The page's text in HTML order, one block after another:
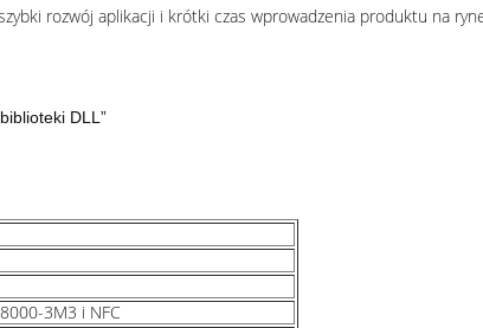
rozwój aplikacji i krótki czas wprowadzenia produktu na
DLL”
3M3 i NFC